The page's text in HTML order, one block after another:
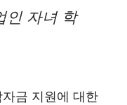
인 자녀 학
금 지원에 대한